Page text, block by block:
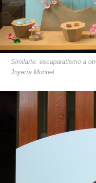
Similarte: escaparatismo a
Joyería Montiel